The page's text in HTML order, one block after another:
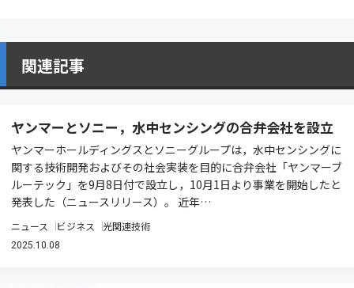
関連記事
ヤンマーとソニー，水中センシングの合弁会社を設立
ヤンマーホールディングスとソニーグループは，水中センシングに
関する技術開発およびその社会実装を目的に合弁会社「ヤンマーブ
ルーテック」を9月8日付で設立し，10月1日より事業を開始したと
発表した（ニュースリリース）。 近年…
ニュース ビジネス 光関連技術
2025.10.08